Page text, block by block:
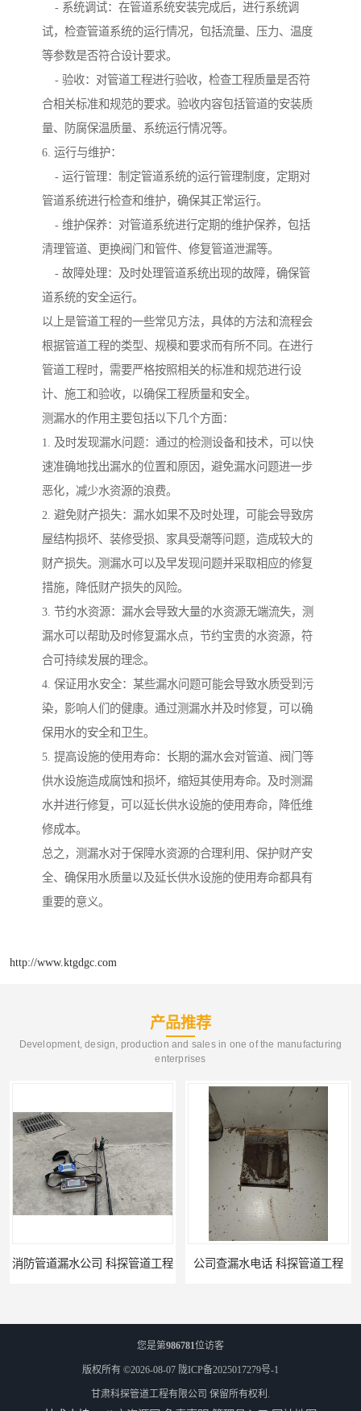
- 系统调试：在管道系统安装完成后，进行系统调
试，检查管道系统的运行情况，包括流量、压力、温度
等参数是否符合设计要求。
- 验收：对管道工程进行验收，检查工程质量是否符
合相关标准和规范的要求。验收内容包括管道的安装质
量、防腐保温质量、系统运行情况等。
6. 运行与维护：
- 运行管理：制定管道系统的运行管理制度，定期对
管道系统进行检查和维护，确保其正常运行。
- 维护保养：对管道系统进行定期的维护保养，包括
清理管道、更换阀门和管件、修复管道泄漏等。
- 故障处理：及时处理管道系统出现的故障，确保管
道系统的安全运行。
以上是管道工程的一些常见方法，具体的方法和流程会
根据管道工程的类型、规模和要求而有所不同。在进行
管道工程时，需要严格按照相关的标准和规范进行设
计、施工和验收，以确保工程质量和安全。
测漏水的作用主要包括以下几个方面：
1. 及时发现漏水问题：通过的检测设备和技术，可以快
速准确地找出漏水的位置和原因，避免漏水问题进一步
恶化，减少水资源的浪费。
2. 避免财产损失：漏水如果不及时处理，可能会导致房
屋结构损坏、装修受损、家具受潮等问题，造成较大的
财产损失。测漏水可以及早发现问题并采取相应的修复
措施，降低财产损失的风险。
3. 节约水资源：漏水会导致大量的水资源无端流失，测
漏水可以帮助及时修复漏水点，节约宝贵的水资源，符
合可持续发展的理念。
4. 保证用水安全：某些漏水问题可能会导致水质受到污
染，影响人们的健康。通过测漏水并及时修复，可以确
保用水的安全和卫生。
5. 提高设施的使用寿命：长期的漏水会对管道、阀门等
供水设施造成腐蚀和损坏，缩短其使用寿命。及时测漏
水并进行修复，可以延长供水设施的使用寿命，降低维
修成本。
总之，测漏水对于保障水资源的合理利用、保护财产安
全、确保用水质量以及延长供水设施的使用寿命都具有
重要的意义。
http://www.ktgdgc.com
产品推荐
Development, design, production and sales in one of the manufacturing
enterprises
工程 公司查漏水电话 科探管道工程
您是第986781位访客
版权所有 ©2026-08-07 陇ICP备2025017279号-1
甘肃科探管道工程有限公司 保留所有权利.